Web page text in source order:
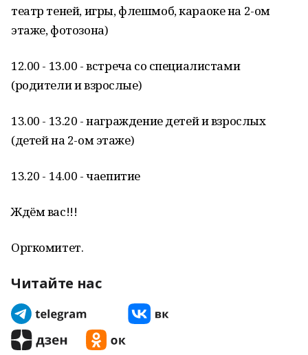
театр теней, игры, флешмоб, караоке на 2-ом
этаже, фотозона)
12.00 - 13.00 - встреча со специалистами
(родители и взрослые)
13.00 - 13.20 - награждение детей и взрослых
(детей на 2-ом этаже)
13.20 - 14.00 - чаепитие
Ждём вас!!!
Оргкомитет.
Читайте нас